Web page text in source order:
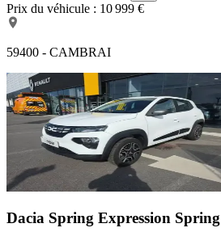
Prix du véhicule : 10 999 €
59400 - CAMBRAI
Dacia Spring Expression Spring